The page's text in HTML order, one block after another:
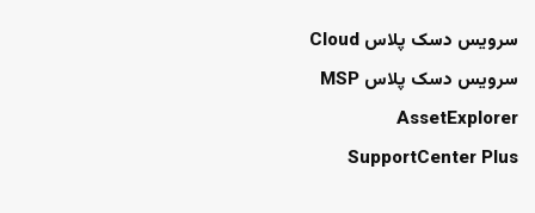
سرویس دسک پلاس Cloud
سرویس دسک پلاس MSP
AssetExplorer
SupportCenter Plus